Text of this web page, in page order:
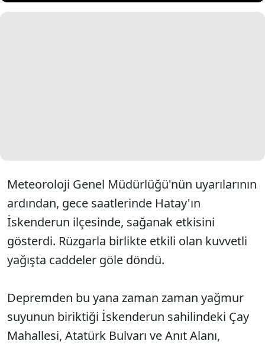
Meteoroloji Genel Müdürlüğü'nün uyarılarının
ardından, gece saatlerinde Hatay'ın
İskenderun ilçesinde, sağanak etkisini
gösterdi. Rüzgarla birlikte etkili olan kuvvetli
yağışta caddeler göle döndü.
Depremden bu yana zaman zaman yağmur
suyunun biriktiği İskenderun sahilindeki Çay
Mahallesi, Atatürk Bulvarı ve Anıt Alanı,